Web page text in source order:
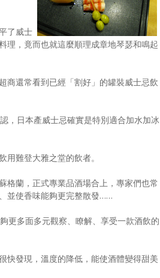
了威士
理，竟而也就這麼順理成章地琴瑟和鳴起
商還常看到已經「割好」的罐裝威士忌飲
日本產威士忌確實是特別適合加水加冰
難登大雅之堂的飲者。
格蘭，正式專業品酒場合上，專家們也常
並使香味能夠更完整散發……
多面多元觀察、瞭解、享受一款酒飲的
快發現，溫度的降低，能使酒體變得甜美